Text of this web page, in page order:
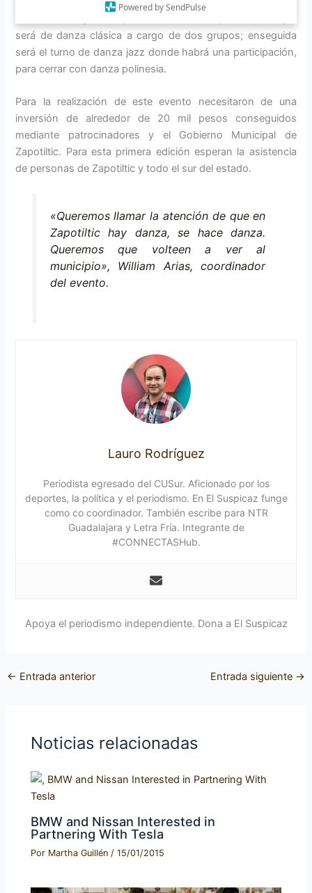
Powered by SendPulse
será de danza clásica a cargo de dos grupos; enseguida
será el turno de danza jazz donde habrá una participación,
para cerrar con danza polinesia.
Para la realización de este evento necesitaron de una
inversión de alrededor de 20 mil pesos conseguidos
mediante patrocinadores y el Gobierno Municipal de
Zapotiltic. Para esta primera edición esperan la asistencia
de personas de Zapotiltic y todo el sur del estado.
«Queremos llamar la atención de que en
Zapotiltic hay danza, se hace danza.
Queremos que volteen a ver al
municipio», William Arias, coordinador
del evento.
Lauro Rodríguez
Periodista egresado del CUSur. Aficionado por los
deportes, la política y el periodismo. En El Suspicaz funge
como co coordinador. También escribe para NTR
Guadalajara y Letra Fría. Integrante de
#CONNECTASHub.
Apoya el periodismo independiente. Dona a El Suspicaz
← Entrada anterior Entrada siguiente →
Noticias relacionadas
BMW and Nissan Interested in
Partnering With Tesla
Por Martha Guillén /15/01/2015